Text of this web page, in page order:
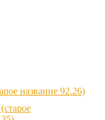
название 92.26)